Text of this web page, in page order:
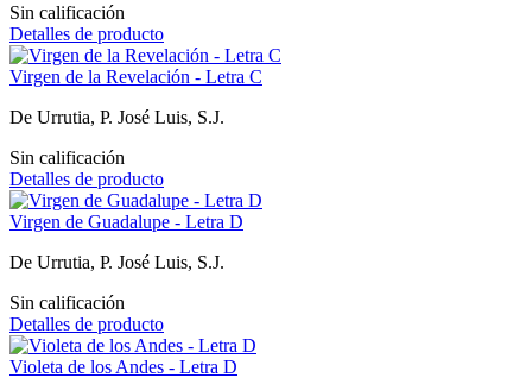
Sin calificación
Detalles de producto
Virgen de la Revelación - Letra C
De Urrutia, P. José Luis, S.J.
Sin calificación
Detalles de producto
Virgen de Guadalupe - Letra D
De Urrutia, P. José Luis, S.J.
Sin calificación
Detalles de producto
Violeta de los Andes - Letra D